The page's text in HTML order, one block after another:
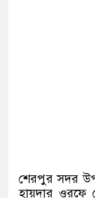
শেরপুর সদর
হায়দার ওরফে